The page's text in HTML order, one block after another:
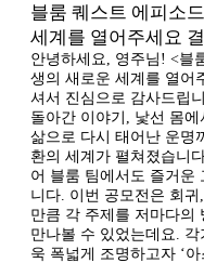
블룸 퀘스트 에피소
세계를 열어주세요
안녕하세요, 영주님! <블
생의 새로운 세계를 열어
셔서 진심으로 감사드립
돌아간 이야기, 낯선 몸
삶으로 다시 태어난 운명
환의 세계가 펼쳐졌습니
어 블룸 팀에서도 즐거운
니다. 이번 공모전은 회
만큼 각 주제를 저마다의
만나볼 수 있었는데요.
욱 폭넓게 조명하고자 ‘